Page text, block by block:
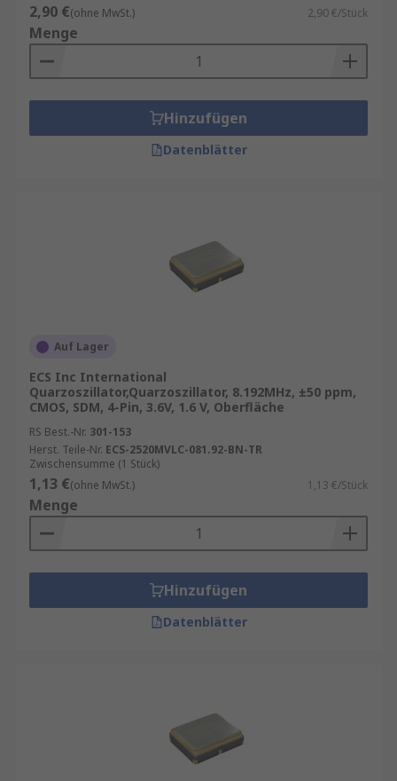
2,90 €(ohne MwSt.) 2,90 €/Stück
Menge
Hinzufügen
Datenblätter
Auf Lager
ECS Inc International
Quarzoszillator,Quarzoszillator, 8.192MHz, ±50 ppm,
CMOS, SDM, 4-Pin, 3.6V, 1.6 V, Oberfläche
RS Best.-Nr. 301-153
Herst. Teile-Nr. ECS-2520MVLC-081.92-BN-TR
Zwischensumme (1 Stück)
1,13 €(ohne MwSt.) 1,13 €/Stück
Menge
Hinzufügen
Datenblätter